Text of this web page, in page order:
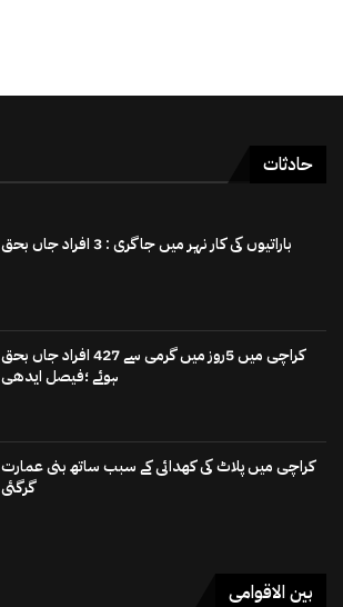
حادثات
باراتیوں کی کار نہر میں جاگری : 3 افراد جاں بحق
کراچی میں 5روز میں گرمی سے 427 افراد جاں بحق
ہوئے ؛فیصل ایدھی
کراچی میں پلاٹ کی کھدائی کے سبب ساتھ بنی عمارت
گرگئی
بین الاقوامی